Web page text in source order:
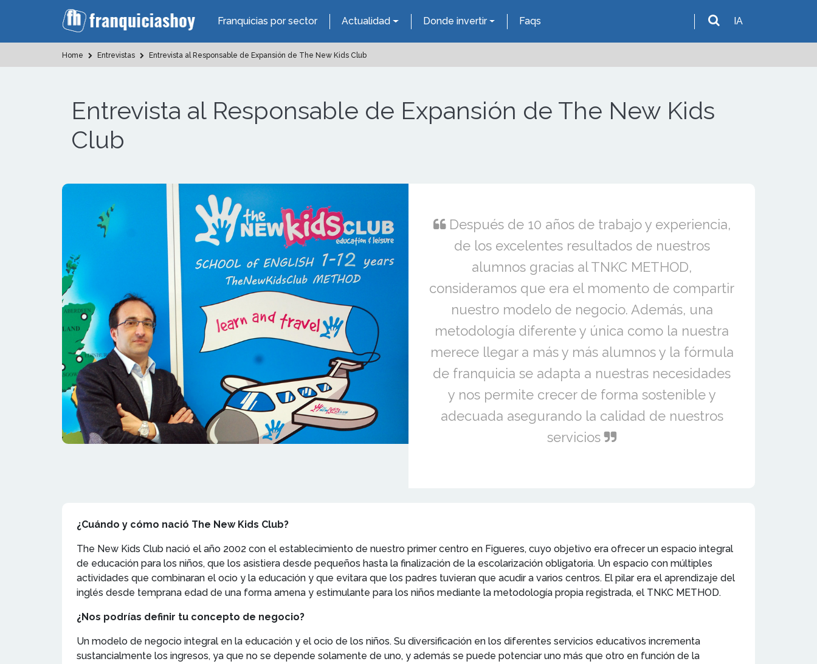
Franquicias por sector Actualidad Donde invertir Faqs IA
Home Entrevistas Entrevista al Responsable de Expansión de The New Kids Club
Entrevista al Responsable de Expansión de The New Kids
Club
Después de 10 años de trabajo y experiencia,
de los excelentes resultados de nuestros
alumnos gracias al TNKC METHOD,
consideramos que era el momento de compartir
nuestro modelo de negocio. Además, una
metodología diferente y única como la nuestra
merece llegar a más y más alumnos y la fórmula
de franquicia se adapta a nuestras necesidades
y nos permite crecer de forma sostenible y
adecuada asegurando la calidad de nuestros
servicios
¿Cuándo y cómo nació The New Kids Club?
The New Kids Club nació el año 2002 con el establecimiento de nuestro primer centro en Figueres, cuyo objetivo era ofrecer un espacio integral
de educación para los niños, que los asistiera desde pequeños hasta la finalización de la escolarización obligatoria. Un espacio con múltiples
actividades que combinaran el ocio y la educación y que evitara que los padres tuvieran que acudir a varios centros. El pilar era el aprendizaje del
inglés desde temprana edad de una forma amena y estimulante para los niños mediante la metodología propia registrada, el TNKC METHOD.
¿Nos podrías definir tu concepto de negocio?
Un modelo de negocio integral en la educación y el ocio de los niños. Su diversificación en los diferentes servicios educativos incrementa
sustancialmente los ingresos, ya que no se depende solamente de uno, y además se puede potenciar uno más que otro en función de la